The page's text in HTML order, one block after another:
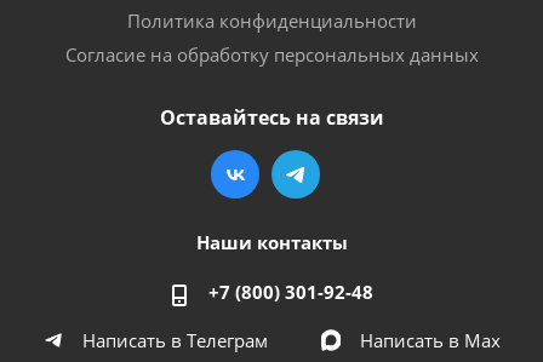
Политика конфиденциальности
Согласие на обработку персональных данных
Оставайтесь на связи
Наши контакты
+7 (800) 301-92-48
Написать в Телеграм
Написать в Мах